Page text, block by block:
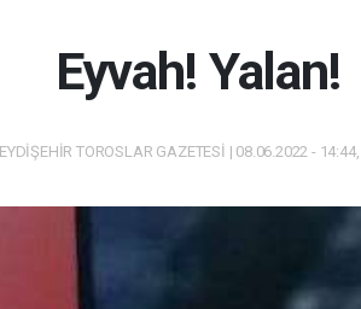
Eyvah! Yalan!
TOROSLAR GAZETESİ | 08.06.2022 -